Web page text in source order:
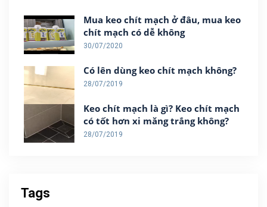
Mua keo chít mạch ở đâu, mua keo
chít mạch có dễ không
30/07/2020
Có lên dùng keo chít mạch không?
28/07/2019
Keo chít mạch là gì? Keo chít mạch
có tốt hơn xi măng trắng không?
28/07/2019
Tags